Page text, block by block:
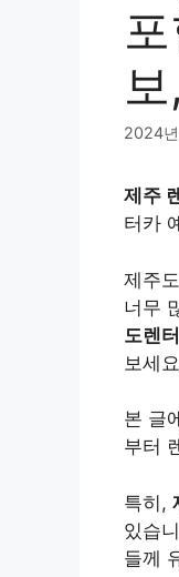
2024
제주
터카
제주
너무
도렌
보세
본 글
부터
특히,
있습
들께